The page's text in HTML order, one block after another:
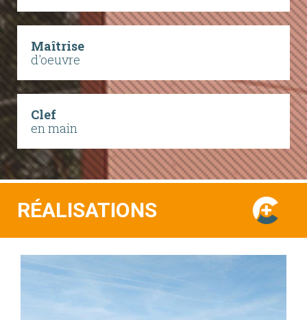
Maîtrise
d'oeuvre
Clef
en main
RÉALISATIONS